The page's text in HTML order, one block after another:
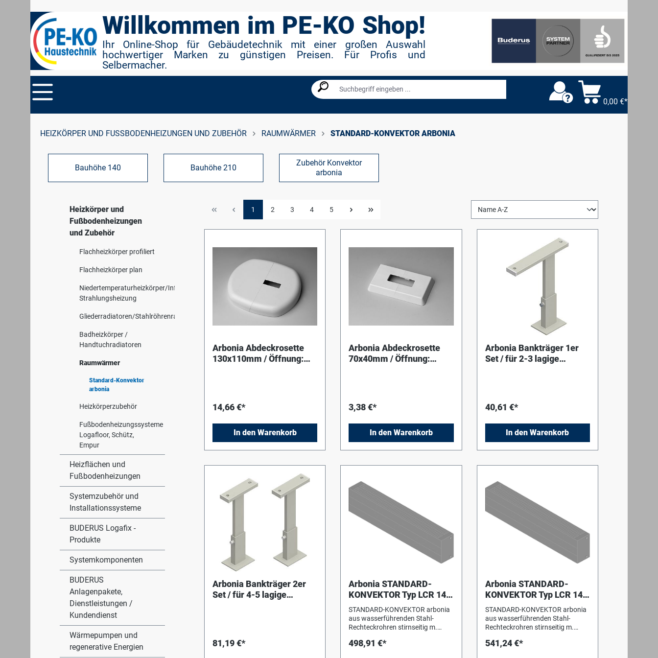
Suche springen
Willkommen im PE-KO Shop!
Ihr Online-Shop für Gebäudetechnik mit einer großen Auswahl
hochwertiger Marken zu günstigen Preisen. Für Profis und
Selbermacher.
0,00 €*
HEIZKÖRPER UND FUSSBODENHEIZUNGEN UND ZUBEHÖR RAUMWÄRMER STANDARD-KONVEKTOR ARBONIA
Bauhöhe 140 Bauhöhe 210
Zubehör Konvektor
arbonia
Heizkörper und
Fußbodenheizungen
und Zubehör
Flachheizkörper profiliert
Flachheizkörper plan
Niedertemperaturheizkörper/Infrarot-
Strahlungsheizung
Gliederradiatoren/Stahlröhrenradiatoren
Badheizkörper /
Handtuchradiatoren
Raumwärmer
Standard-Konvektor
arbonia
Heizkörperzubehör
Fußbodenheizungssysteme
Logafloor, Schütz,
Empur
Heizflächen und
Fußbodenheizungen
Systemzubehör und
Installationssysteme
BUDERUS Logafix -
Produkte
Systemkomponenten
BUDERUS
Anlagenpakete,
Dienstleistungen /
Kundendienst
Wärmepumpen und
regenerative Energien
1 2 3 4 5
Arbonia Abdeckrosette
130x110mm / Öffnung:
14,66 €*
In den Warenkorb
Arbonia Abdeckrosette
70x40mm / Öffnung:
3,38 €*
In den Warenkorb
Arbonia Bankträger 1er
Set / für 2-3 lagige
40,61 €*
In den Warenkorb
Arbonia Bankträger 2er
Set / für 4-5 lagige
81,19 €*
Arbonia STANDARD-
KONVEKTOR Typ LCR 142
/ BH 140 mm, BT 72 mm,
BL 1000 mm
STANDARD-KONVEKTOR arbonia
aus wasserführenden Stahl-
Rechteckrohren stirnseitig m.
verschweißt mit integrierten
498,91 €*
Arbonia STANDARD-
KONVEKTOR Typ LCR 142
/ BH 140 mm, BT 72 mm,
BL 1200 mm
STANDARD-KONVEKTOR arbonia
aus wasserführenden Stahl-
Rechteckrohren stirnseitig m.
verschweißt mit integrierten
541,24 €*